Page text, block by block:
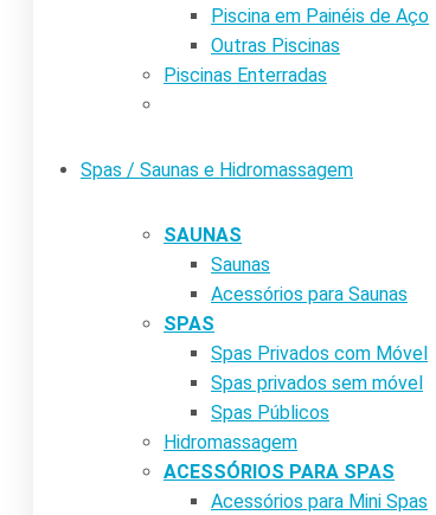
Piscina em Painéis de Aço
Outras Piscinas
Piscinas Enterradas
Spas / Saunas e Hidromassagem
SAUNAS
Saunas
Acessórios para Saunas
SPAS
Spas Privados com Móvel
Spas privados sem móvel
Spas Públicos
Hidromassagem
ACESSÓRIOS PARA SPAS
Acessórios para Mini Spas